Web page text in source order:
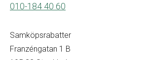
010-184 40 60
Samköpsrabatter
Franzéngatan 1 B